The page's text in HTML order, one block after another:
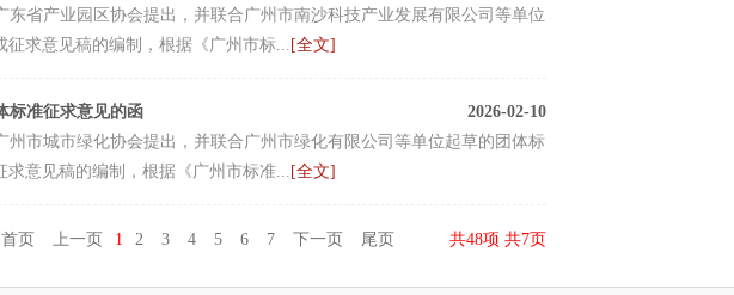
东省产业园区协会提出，并联合广州市南沙科技产业发展有限公司等单位
求意见稿的编制，根据《广州市标... [全文]
2026-02-10
标准征求意见的函
州市城市绿化协会提出，并联合广州市绿化有限公司等单位起草的团体标
意见稿的编制，根据《广州市标准... [全文]
首页 上一页 1 2 3 4 5 6 7 下一页 尾页 共48项 共7页